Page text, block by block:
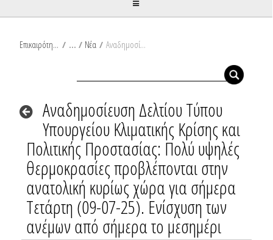
Επικαιρότητα / Νέα / Αναδημοσίευση Δελτίου Τύπου Υπουργείου Κλιματικής Κρίσης και Πολιτικής Προστασίας: Πολύ υψηλές θερμοκρασίες προβλέπονται στην ανατολική κυρίως χώρα για σήμερα Τετάρτη (09-07-25). Ενίσχυση των ανέμων από σήμερα το μεσημέρι
Αναδημοσίευση Δελτίου Τύπου
Υπουργείου Κλιματικής Κρίσης και
Πολιτικής Προστασίας: Πολύ υψηλές
θερμοκρασίες προβλέπονται στην
ανατολική κυρίως χώρα για σήμερα
Τετάρτη (09-07-25). Ενίσχυση των
ανέμων από σήμερα το μεσημέρι